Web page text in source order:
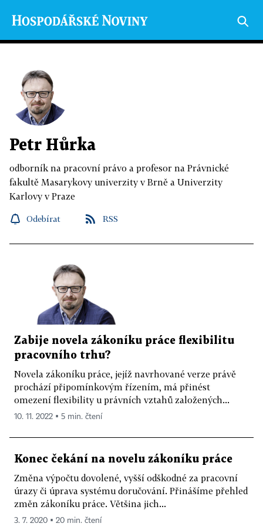
Petr Hůrka
odborník na pracovní právo a profesor na Právnické
fakultě Masarykovy univerzity v Brně a Univerzity
Karlovy v Praze
Odebírat RSS
Zabije novela zákoníku práce flexibilitu
pracovního trhu?
Novela zákoníku práce, jejíž navrhované verze právě
prochází připomínkovým řízením, má přinést
omezení flexibility u právních vztahů založených...
10. 11. 2022 ▪ 5 min. čtení
Konec čekání na novelu zákoníku práce
Změna výpočtu dovolené, vyšší odškodné za pracovní
úrazy či úprava systému doručování. Přinášíme přehled
změn zákoníku práce. Většina jich...
3. 7. 2020 ▪ 20 min. čtení